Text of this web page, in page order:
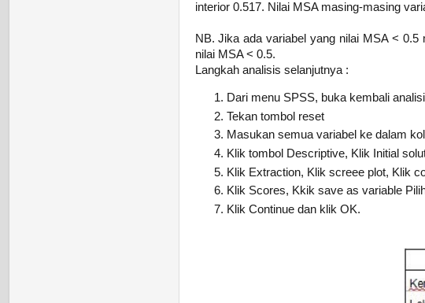
interior 0.517. Nilai MSA masing-masing
NB. Jika ada variabel yang nilai MSA <
nilai MSA < 0.5.
Langkah analisis selanjutnya :
Dari menu SPSS, buka kembali
Tekan tombol reset
Masukan semua variabel ke dalam
Klik tombol Descriptive, Klik Initial
Klik Extraction, Klik screee plot, Klik
Klik Scores, Kkik save as variable
Klik Continue dan klik OK.